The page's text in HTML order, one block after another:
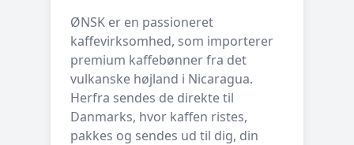
ØNSK er en passioneret
kaffevirksomhed, som importerer
premium kaffebønner fra det
vulkanske højland i Nicaragua.
Herfra sendes de direkte til
Danmarks, hvor kaffen ristes,
pakkes og sendes ud til dig, din